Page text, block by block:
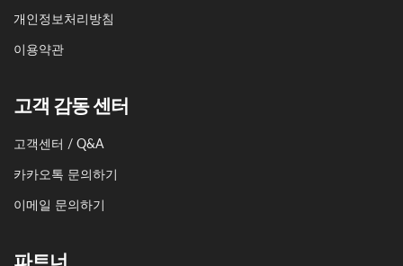
개인정보처리방침
이용약관
고객 감동 센터
고객센터 / Q&A
카카오톡 문의하기
이메일 문의하기
파트너